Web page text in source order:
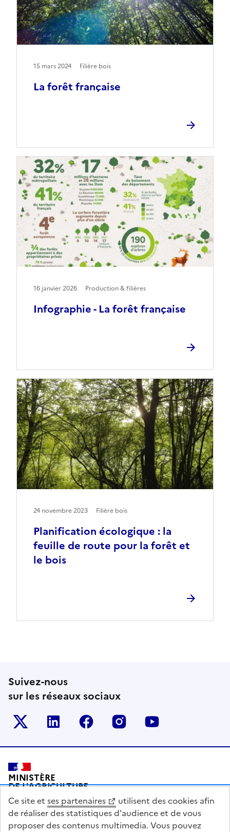
La forêt française
15 mars 2024 Filière bois
Infographie - La forêt française
16 janvier 2026 Production & filières
Planification écologique : la
feuille de route pour la forêt et
le bois
24 novembre 2023 Filière bois
Suivez-nous
sur les réseaux sociaux
Le ministère sur Twitter
Le ministère sur LinkedIn
Le ministère sur Facebook
Le ministère sur
Pied de page
MINISTÈRE
DE L'AGRICULTURE
DE L'AGRO-ALIMENTAIRE
ET DE LA SOUVERAINETÉ
ALIMENTAIRE
Ce site et ses partenaires
utilisent des cookies afin
de réaliser des statistiques d'audience et de vous
proposer des contenus multimedia. Vous pouvez